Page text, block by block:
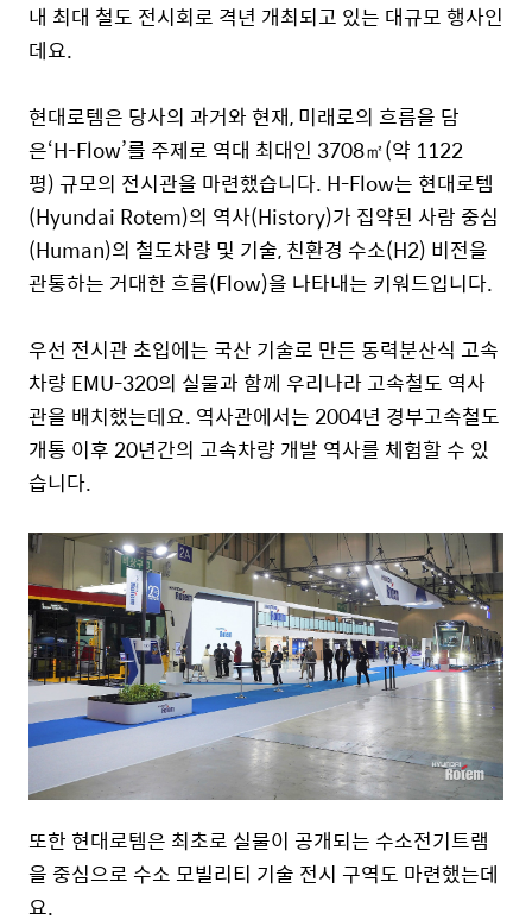
내 최대 철도 전시회로 격년 개최되고 있는 대규모 행사인
데요.
현대로템은 당사의 과거와 현재, 미래로의 흐름을 담
은‘H-Flow’를 주제로 역대 최대인 3708㎡(약 1122
평) 규모의 전시관을 마련했습니다. H-Flow는 현대로템
(Hyundai Rotem)의 역사(History)가 집약된 사람 중심
(Human)의 철도차량 및 기술, 친환경 수소(H2) 비전을
관통하는 거대한 흐름(Flow)을 나타내는 키워드입니다.
우선 전시관 초입에는 국산 기술로 만든 동력분산식 고속
차량 EMU-320의 실물과 함께 우리나라 고속철도 역사
관을 배치했는데요. 역사관에서는2004년 경부고속철도
개통 이후20년간의 고속차량 개발 역사를 체험할 수 있
습니다.
또한 현대로템은 최초로 실물이 공개되는 수소전기트램
을 중심으로 수소 모빌리티 기술 전시 구역도 마련했는데
요.